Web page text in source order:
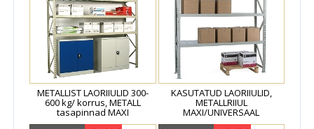
METALLIST LAORIIULID 300-
600 kg/ korrus, METALL
tasapinnad MAXI
KASUTATUD LAORIIULID,
METALLRIIUL
MAXI/UNIVERSAAL